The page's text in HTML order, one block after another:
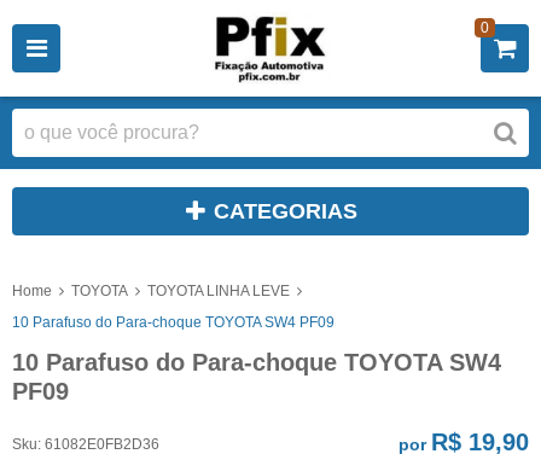
0
CATEGORIAS
Home TOYOTA
TOYOTA LINHA LEVE
10 Parafuso do Para-choque TOYOTA SW4 PF09
10 Parafuso do Para-choque TOYOTA SW4
PF09
Sku: 61082E0FB2D36
por R$ 19,90